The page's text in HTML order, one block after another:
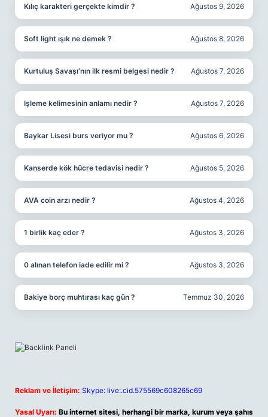
Kılıç karakteri gerçekte kimdir ? Ağustos 9, 2026
Soft light ışık ne demek ? Ağustos 8, 2026
Kurtuluş Savaşı’nın ilk resmi belgesi nedir ? Ağustos 7, 2026
Işleme kelimesinin anlamı nedir ? Ağustos 7, 2026
Baykar Lisesi burs veriyor mu ? Ağustos 6, 2026
Kanserde kök hücre tedavisi nedir ? Ağustos 5, 2026
AVA coin arzı nedir ? Ağustos 4, 2026
1 birlik kaç eder ? Ağustos 3, 2026
0 alınan telefon iade edilir mi ? Ağustos 3, 2026
Bakiye borç muhtırası kaç gün ? Temmuz 30, 2026
Reklam ve İletişim: Skype: live:.cid.575569c608265c69
Yasal Uyarı: Bu internet sitesi, herhangi bir marka, kurum veya şahıs